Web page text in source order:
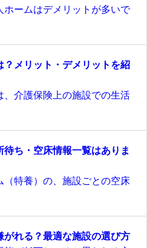
ホームはデメリットが多いで
？メリット・デメリットを紹
、介護保険上の施設での生活
ち・空床情報一覧はありま
（特養）の、施設ごとの空床
がれる？最適な施設の選び方